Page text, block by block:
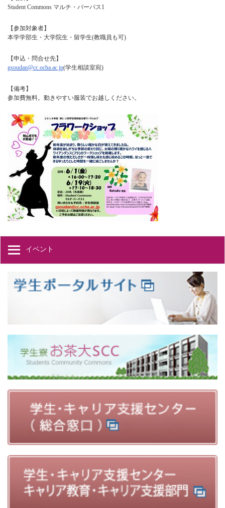
Student Commons マルチ・パーパス1
【参加対象者】
本学学部生・大学院生・留学生(教職員も可)
【申込・問合せ先】
gsoudan@cc.ocha.ac.jp(学生相談室宛)
【備考】
参加費無料。動きやすい服装でお越しください。
イベント